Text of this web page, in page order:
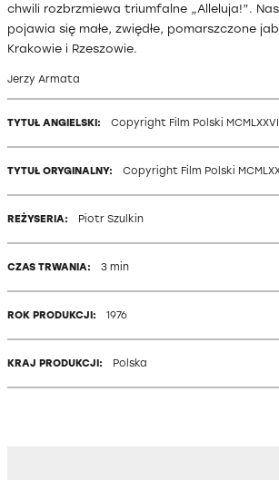
chwili rozbrzmiewa triumfalne „Alleluja!”.
pojawia się małe, zwiędłe, pomarszczone
Krakowie i Rzeszowie.
Jerzy Armata
TYTUŁ ANGIELSKI: Copyright Film Polski MCMLXXVI
TYTUŁ ORYGINALNY: Copyright Film Polski
REŻYSERIA: Piotr Szulkin
CZAS TRWANIA: 3 min
ROK PRODUKCJI: 1976
KRAJ PRODUKCJI: Polska